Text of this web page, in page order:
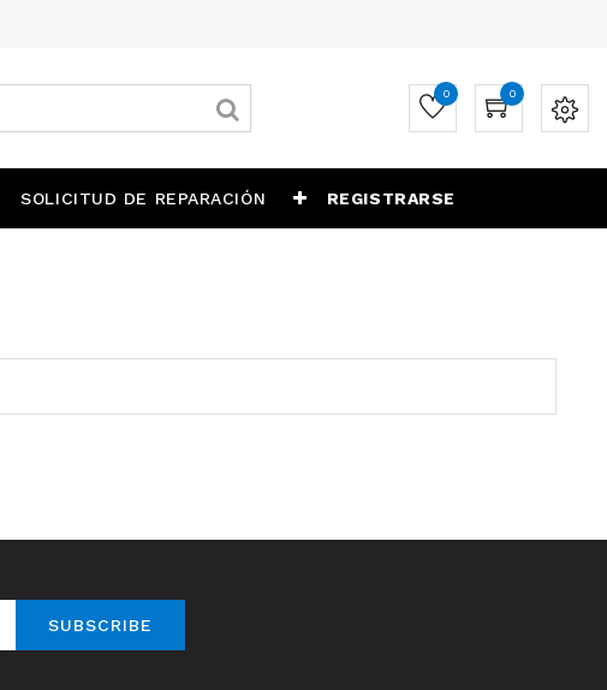
0 0
SOLICITUD DE REPARACIÓN REGISTRARSE
SUBSCRIBE